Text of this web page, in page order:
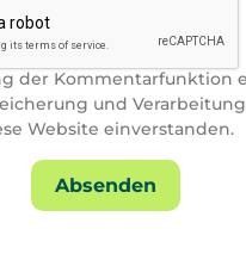
der Kommentarfunktion
und
Website einverstanden.